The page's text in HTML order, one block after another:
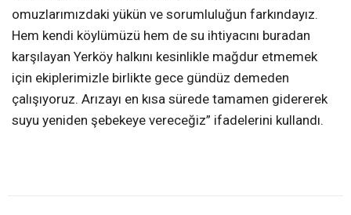
omuzlarımızdaki yükün ve sorumluluğun farkındayız.
Hem kendi köylümüzü hem de su ihtiyacını buradan
karşılayan Yerköy halkını kesinlikle mağdur etmemek
için ekiplerimizle birlikte gece gündüz demeden
çalışıyoruz. Arızayı en kısa sürede tamamen gidererek
suyu yeniden şebekeye vereceğiz” ifadelerini kullandı.